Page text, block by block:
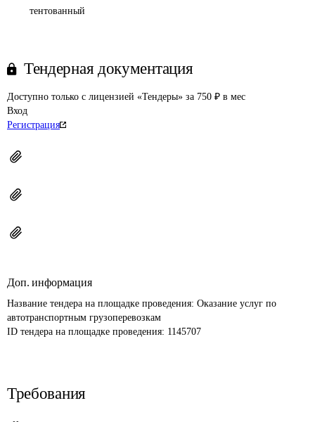
тентованный
Тендерная документация
Доступно только с лицензией «Тендеры» за 750 ₽ в мес
Вход
Регистрация
Доп. информация
Название тендера на площадке проведения: Оказание услуг по
автотранспортным грузоперевозкам
ID тендера на площадке проведения: 1145707
Требования